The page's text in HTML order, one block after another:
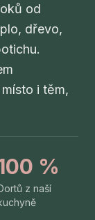
od
dřevo,
i těm,
%
z naší